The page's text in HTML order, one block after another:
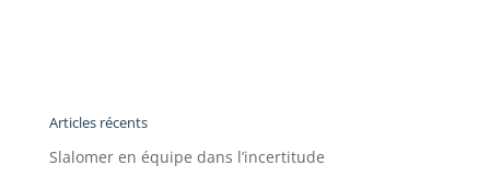
Articles récents
Slalomer en équipe dans l’incertitude